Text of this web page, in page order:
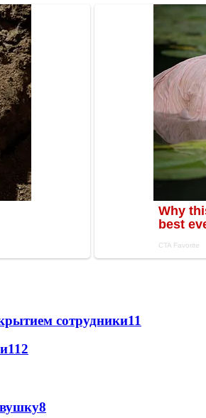
сотрудники11
112
8